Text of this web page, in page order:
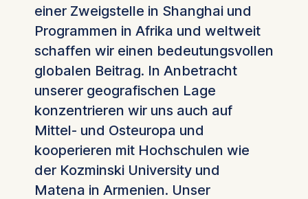
einer Zweigstelle in Shanghai und
Programmen in Afrika und weltweit
schaffen wir einen bedeutungsvollen
globalen Beitrag. In Anbetracht
unserer geografischen Lage
konzentrieren wir uns auch auf
Mittel- und Osteuropa und
kooperieren mit Hochschulen wie
der Kozminski University und
Matena in Armenien. Unser